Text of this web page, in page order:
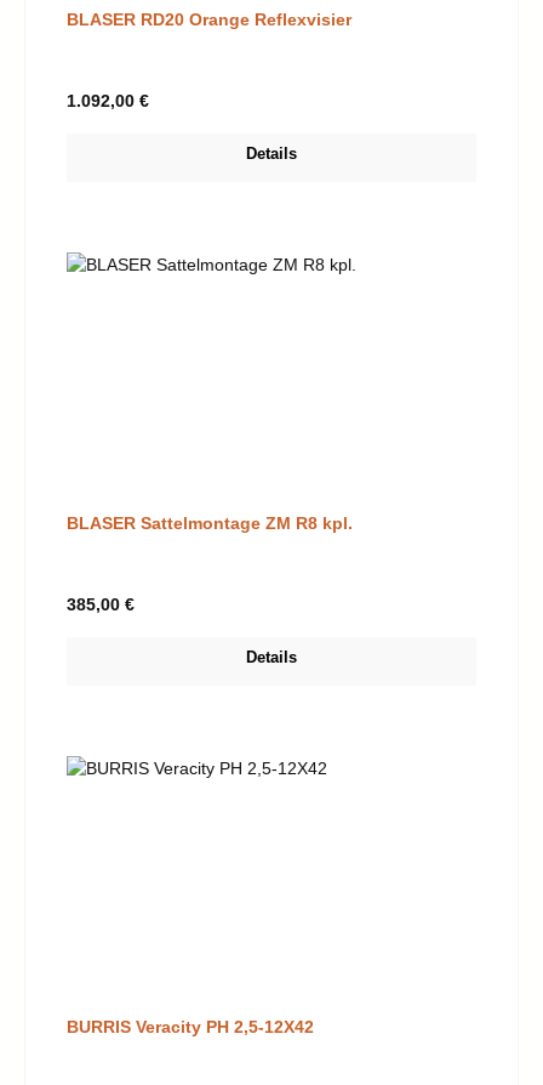
BLASER RD20 Orange Reflexvisier
Regulärer Preis:
1.092,00 €
Details
BLASER Sattelmontage ZM R8 kpl.
Regulärer Preis:
385,00 €
Details
BURRIS Veracity PH 2,5-12X42